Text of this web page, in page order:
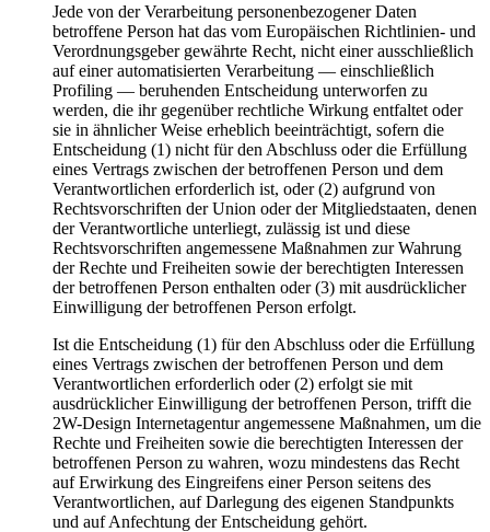
Jede von der Verarbeitung personenbezogener Daten
betroffene Person hat das vom Europäischen Richtlinien- und
Verordnungsgeber gewährte Recht, nicht einer ausschließlich
auf einer automatisierten Verarbeitung — einschließlich
Profiling — beruhenden Entscheidung unterworfen zu
werden, die ihr gegenüber rechtliche Wirkung entfaltet oder
sie in ähnlicher Weise erheblich beeinträchtigt, sofern die
Entscheidung (1) nicht für den Abschluss oder die Erfüllung
eines Vertrags zwischen der betroffenen Person und dem
Verantwortlichen erforderlich ist, oder (2) aufgrund von
Rechtsvorschriften der Union oder der Mitgliedstaaten, denen
der Verantwortliche unterliegt, zulässig ist und diese
Rechtsvorschriften angemessene Maßnahmen zur Wahrung
der Rechte und Freiheiten sowie der berechtigten Interessen
der betroffenen Person enthalten oder (3) mit ausdrücklicher
Einwilligung der betroffenen Person erfolgt.
Ist die Entscheidung (1) für den Abschluss oder die Erfüllung
eines Vertrags zwischen der betroffenen Person und dem
Verantwortlichen erforderlich oder (2) erfolgt sie mit
ausdrücklicher Einwilligung der betroffenen Person, trifft die
2W-Design Internetagentur angemessene Maßnahmen, um die
Rechte und Freiheiten sowie die berechtigten Interessen der
betroffenen Person zu wahren, wozu mindestens das Recht
auf Erwirkung des Eingreifens einer Person seitens des
Verantwortlichen, auf Darlegung des eigenen Standpunkts
und auf Anfechtung der Entscheidung gehört.